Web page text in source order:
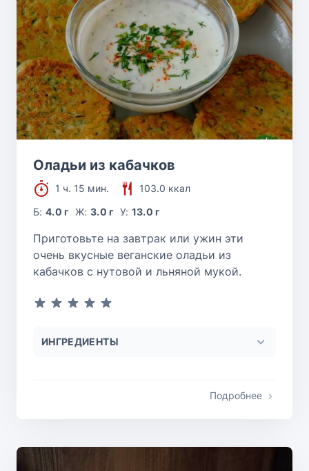
Оладьи из кабачков
1 ч. 15 мин.
103.0 ккал
Б:4.0 г Ж: 3.0 г У: 13.0 г
Приготовьте на завтрак или ужин эти
очень вкусные веганские оладьи из
кабачков с нутовой и льняной мукой.
ИНГРЕДИЕНТЫ
Подробнее